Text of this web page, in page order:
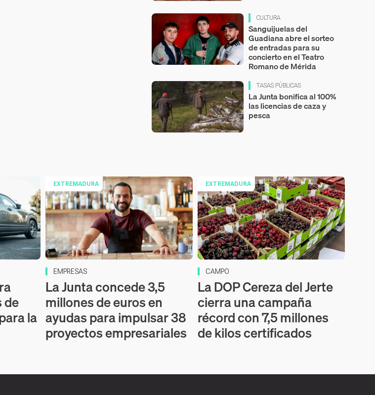
CULTURA
Sanguijuelas del
Guadiana abre el sorteo
de entradas para su
concierto en el Teatro
Romano de Mérida
TASAS PÚBLICAS
La Junta bonifica al 100%
las licencias de caza y
pesca
de
la
EXTREMADURA
EMPRESAS
La Junta concede 3,5
millones de euros en
ayudas para impulsar 38
proyectos empresariales
EXTREMADURA
CAMPO
La DOP Cereza del Jerte
cierra una campaña
récord con 7,5 millones
de kilos certificados